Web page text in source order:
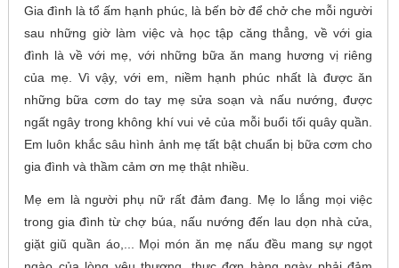
Gia đình là tổ ấm hạnh phúc, là bến bờ để chở che mỗi người
sau những giờ làm việc và học tập căng thẳng, về với gia
đình là về với mẹ, với những bữa ăn mang hương vị riêng
của mẹ. Vì vậy, với em, niềm hạnh phúc nhất là được ăn
những bữa cơm do tay mẹ sửa soạn và nấu nướng, được
ngất ngây trong không khí vui vẻ của mỗi buổi tối quây quần.
Em luôn khắc sâu hình ảnh mẹ tất bật chuẩn bị bữa cơm cho
gia đình và thầm cảm ơn mẹ thật nhiều.
Mẹ em là người phụ nữ rất đảm đang. Mẹ lo lắng mọi việc
trong gia đình từ chợ búa, nấu nướng đến lau dọn nhà cửa,
giặt giũ quần áo,... Mọi món ăn mẹ nấu đều mang sự ngọt